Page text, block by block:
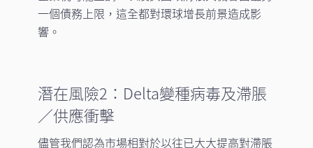
一個債務上限，這全都對環球增長前景造成影
響。
潛在風險2：Delta變種病毒及滯脹
／供應衝擊
儘管我們認為市場相對於以往已大大提高對滯脹